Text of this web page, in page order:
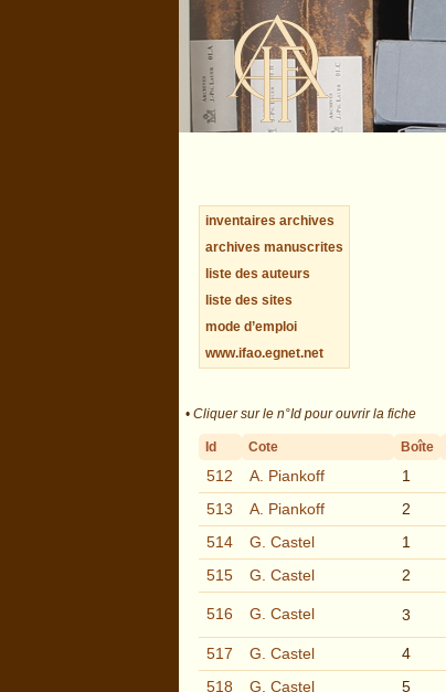
inventaires archives
archives manuscrites
liste des auteurs
liste des sites
mode d’emploi
www.ifao.egnet.net
• Cliquer sur le n°Id pour ouvrir la fiche
Id Cote Boîte
512 A. Piankoff 1
513 A. Piankoff 2
514 G. Castel 1
515 G. Castel 2
516 G. Castel 3
517 G. Castel 4
518 G. Castel 5